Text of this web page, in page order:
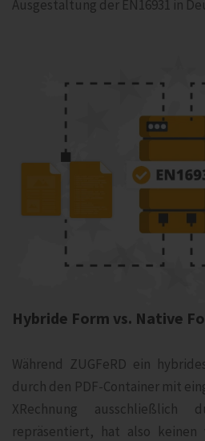
Ausgestaltung der EN16931 in
Hybride Form vs. Native
Während ZUGFeRD ein
durch den PDF-Container mit
XRechnung ausschließlich
repräsentiert, hat also